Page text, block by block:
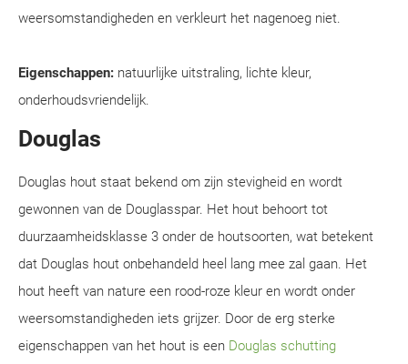
weersomstandigheden en verkleurt het nagenoeg niet.
Eigenschappen: natuurlijke uitstraling, lichte kleur,
onderhoudsvriendelijk.
Douglas
Douglas hout staat bekend om zijn stevigheid en wordt
gewonnen van de Douglasspar. Het hout behoort tot
duurzaamheidsklasse 3 onder de houtsoorten, wat betekent
dat Douglas hout onbehandeld heel lang mee zal gaan. Het
hout heeft van nature een rood-roze kleur en wordt onder
weersomstandigheden iets grijzer. Door de erg sterke
eigenschappen van het hout is een Douglas schutting